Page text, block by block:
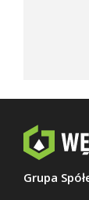
Grupa